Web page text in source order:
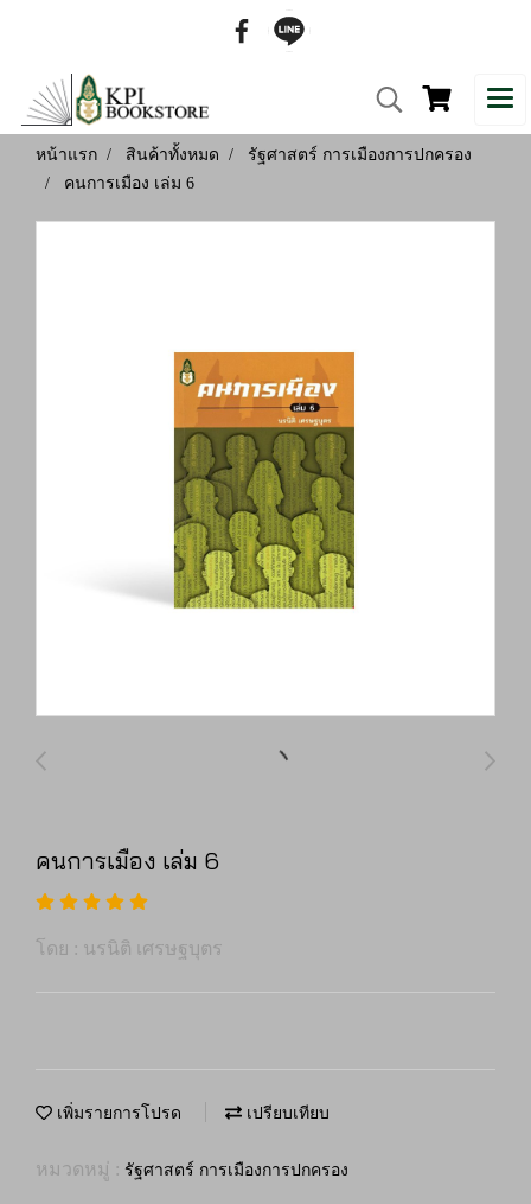
หน้าแรก สินค้าทั้งหมด
รัฐศาสตร์ การเมืองการปกครอง
คนการเมือง เล่ม 6
คนการเมือง เล่ม 6
โดย : นรนิติ เศรษฐบุตร
เพิ่มรายการโปรด เปรียบเทียบ
หมวดหมู่ : รัฐศาสตร์ การเมืองการปกครอง